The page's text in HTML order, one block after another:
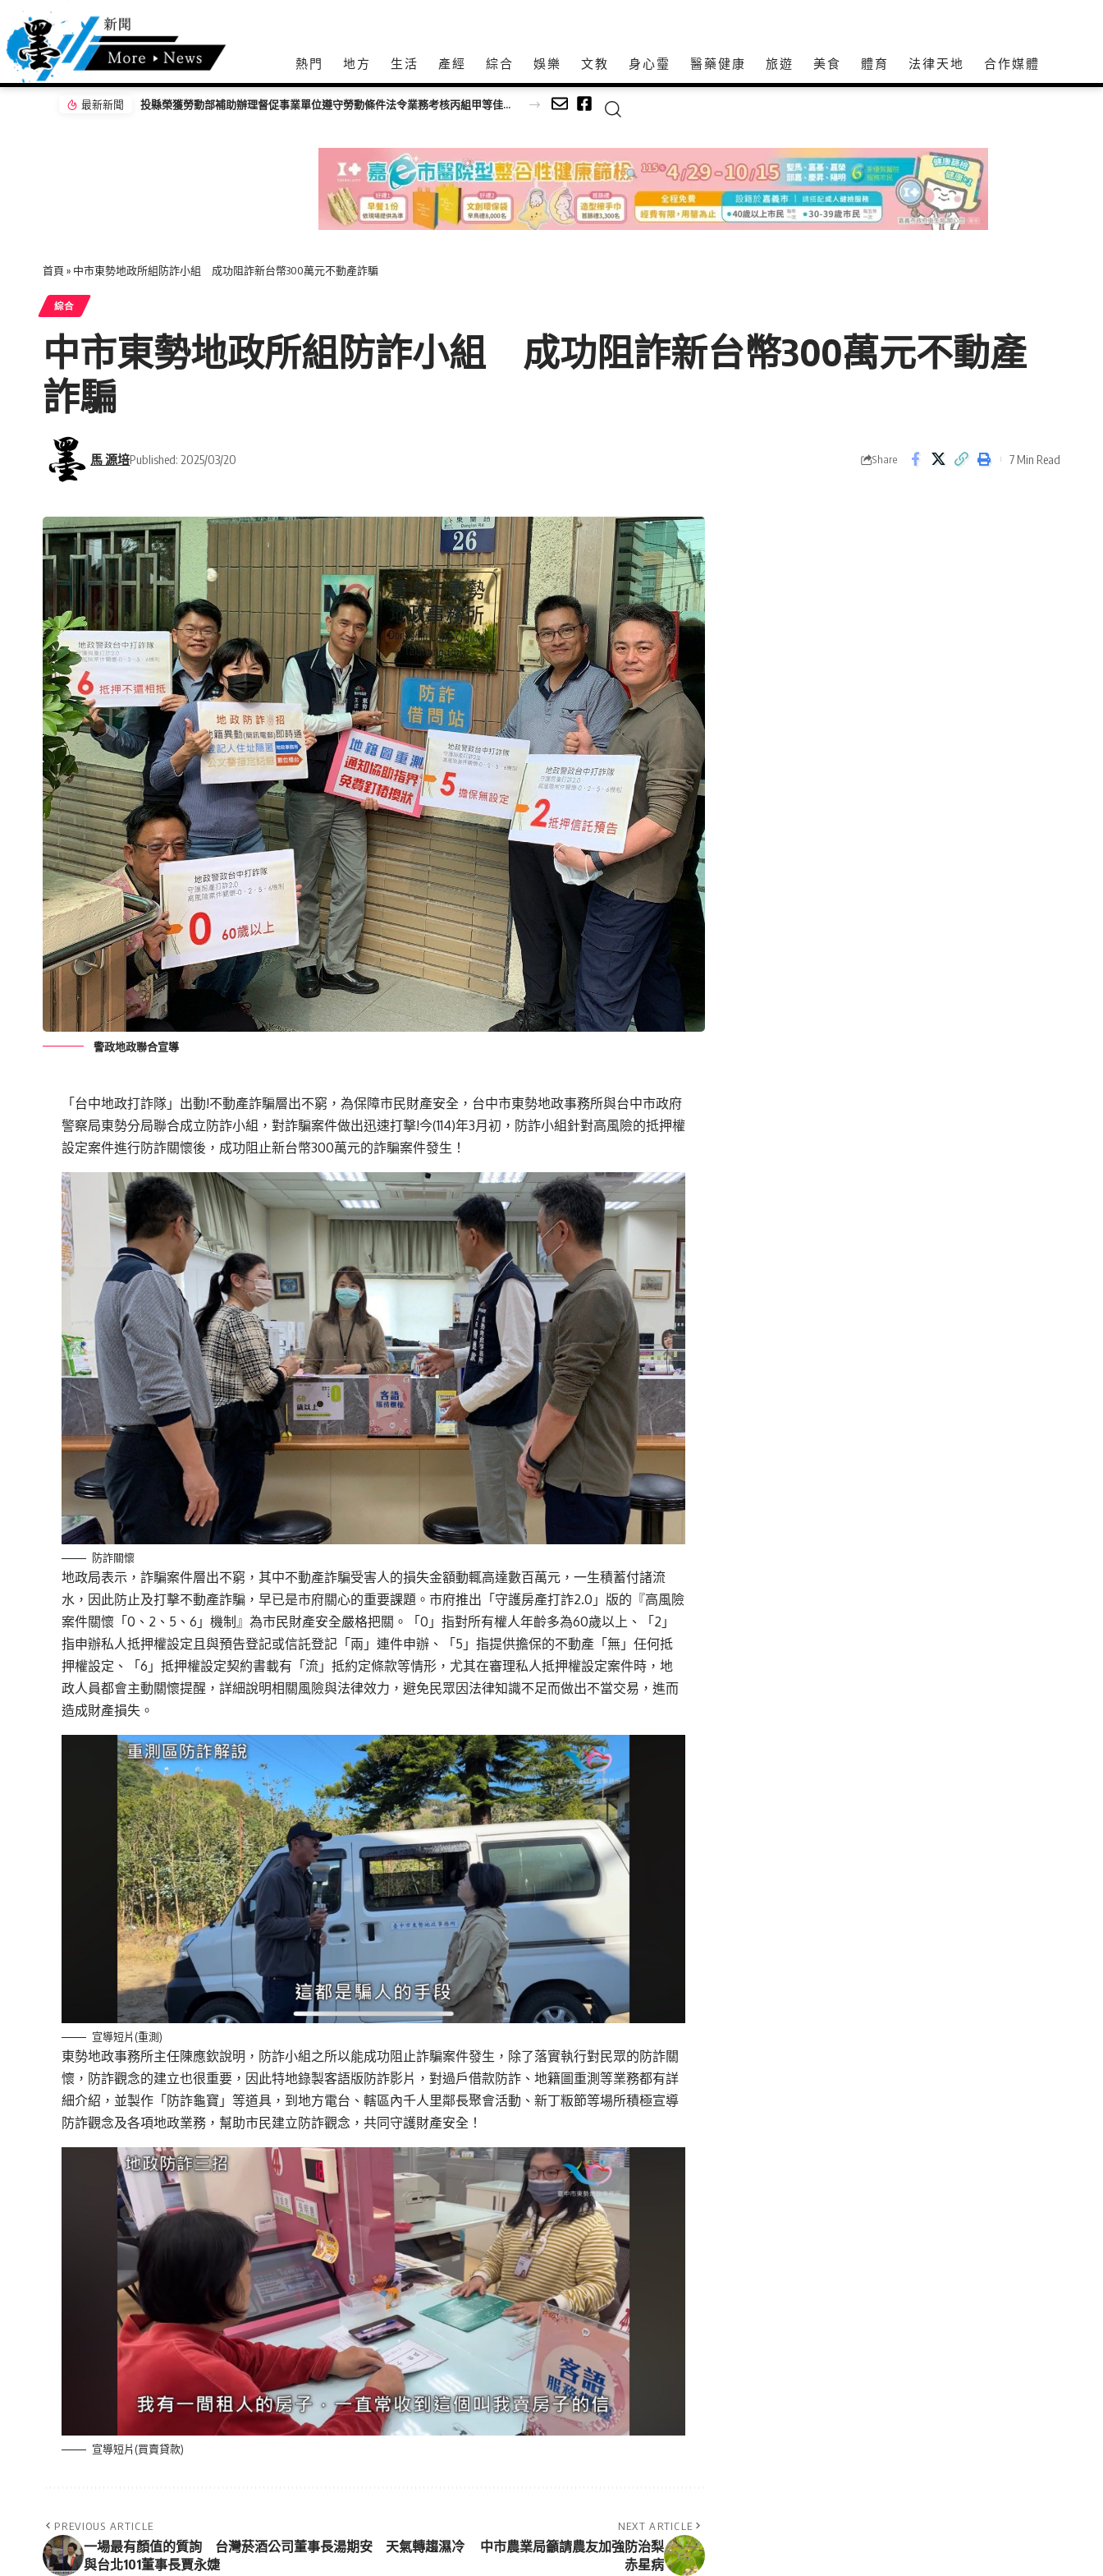
熱門 地方 生活 產經 綜合 娛樂 文教 身心𩆜 醫藥健康 旅遊 美食 體育 法律天地 合作媒體
最新新聞 克明宮「關公文化節」攝影展 彰顯南投13鄉鎮市之美
首頁 » 中市東勢地政所組防詐小組 成功阻詐新台幣300萬元不動產詐騙
綜合
中市東勢地政所組防詐小組 成功阻詐新台幣300萬元不動產
詐騙
馬 源培Published: 2025/03/20 Share 7 Min Read
警政地政聯合宣導
「台中地政打詐隊」出動!不動產詐騙層出不窮，為保障市民財產安全，台中市東勢地政事務所與台中市政府
警察局東勢分局聯合成立防詐小組，對詐騙案件做出迅速打擊!今(114)年3月初，防詐小組針對高風險的抵押權
設定案件進行防詐關懷後，成功阻止新台幣300萬元的詐騙案件發生！
防詐關懷
地政局表示，詐騙案件層出不窮，其中不動產詐騙受害人的損失金額動輒高達數百萬元，一生積蓄付諸流
水，因此防止及打擊不動產詐騙，早已是市府關心的重要課題。市府推出「守護房產打詐2.0」版的『高風險
案件關懷「0、2、5、6」機制』為市民財產安全嚴格把關。「0」指對所有權人年齡多為60歲以上、「2」
指申辦私人抵押權設定且與預告登記或信託登記「兩」連件申辦、「5」指提供擔保的不動產「無」任何抵
押權設定、「6」抵押權設定契約書載有「流」抵約定條款等情形，尤其在審理私人抵押權設定案件時，地
政人員都會主動關懷提醒，詳細說明相關風險與法律效力，避免民眾因法律知識不足而做出不當交易，進而
造成財產損失。
宣導短片(重測)
東勢地政事務所主任陳應欽說明，防詐小組之所以能成功阻止詐騙案件發生，除了落實執行對民眾的防詐關
懷，防詐觀念的建立也很重要，因此特地錄製客語版防詐影片，對過戶借款防詐、地籍圖重測等業務都有詳
細介紹，並製作「防詐龜寶」等道具，到地方電台、轄區內千人里鄰長聚會活動、新丁粄節等場所積極宣導
防詐觀念及各項地政業務，幫助市民建立防詐觀念，共同守護財產安全！
宣導短片(買賣貸款)
PREVIOUS ARTICLE
一場最有顏值的質詢 台灣菸酒公司董事長湯期安
與台北101董事長賈永婕
NEXT ARTICLE
天氣轉趨濕冷 中市農業局籲請農友加強防治梨
赤星病